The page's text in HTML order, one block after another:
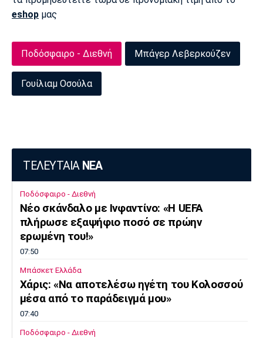
eshop μας
Ποδόσφαιρο - Διεθνή Μπάγερ Λεβερκούζεν
Γουίλιαμ Οσούλα
ΤΕΛΕΥΤΑΙΑ ΝΕΑ
Ποδόσφαιρο - Διεθνή
Νέο σκάνδαλο με Ινφαντίνο: «Η UEFA
πλήρωσε εξαψήφιο ποσό σε πρώην
ερωμένη του!»
07:50
Μπάσκετ Ελλάδα
Χάρις: «Να αποτελέσω ηγέτη του Κολοσσού
μέσα από το παράδειγμά μου»
07:40
Ποδόσφαιρο - Διεθνή